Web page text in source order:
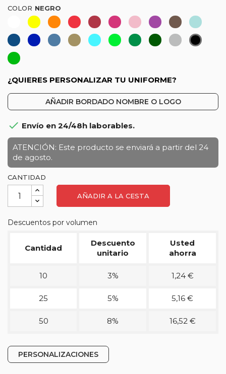
COLOR
BlancoAmarilloNaranja-
Coral
Rojo GranateFucsiaRosa
claro
MoradoMarrón
Azul
AzulinaAzul
Caqui-TurquesaVerdeVerdeVerdeGris
Negro
Verde
¿QUIERES PERSONALIZAR TU UNIFORME?
AÑADIR BORDADO NOMBRE O LOGO
 Envío en 24/48h laborables.
ATENCIÓN: Este producto se enviará a partir del 24
de agosto.
CANTIDAD
AÑADIR A LA CESTA
Descuentos por volumen
Cantidad
Descuento
unitario
Usted
ahorra
10 3% 1,24 €
25 5% 5,16 €
50 8% 16,52 €
PERSONALIZACIONES